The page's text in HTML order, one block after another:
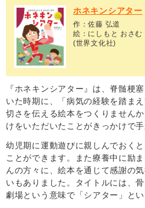
ホネキンシアター
作：佐藤 弘道
絵：にしもと おさむ
(世界文化社)
『ホネキンシアター』は、脊髄梗
いた時期に、「病気の経験を踏ま
切さを伝える絵本をつくりません
けをいただいたことがきっかけで
幼児期に運動遊びに親しんでおく
ことができます。また療養中に励
んの方々に、絵本を通じて感謝の
いもありました。タイトルには、
劇場という意味で「シアター」と